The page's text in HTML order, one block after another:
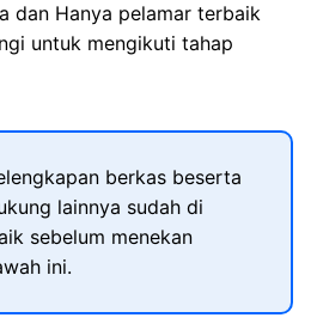
dan Hanya pelamar terbaik
untuk mengikuti tahap
berkas beserta
lainnya sudah di
sebelum menekan
ini.